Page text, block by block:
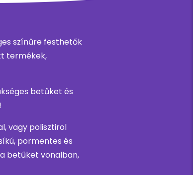
színűre festhetők
termékek,
betűket és
vagy polisztirol
pormentes és
betűket vonalban,